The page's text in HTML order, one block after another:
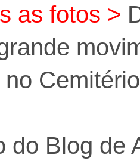
as fotos >
do Blog de